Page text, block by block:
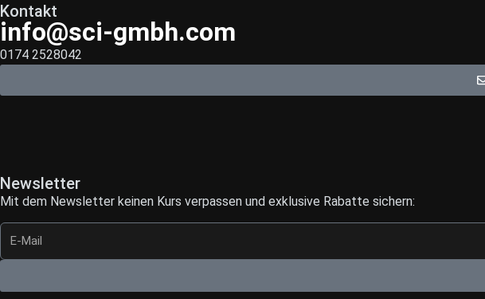
Kontakt
info@sci-gmbh.com
0174 2528042
Newsletter
Mit dem Newsletter keinen Kurs verpassen und exklusive Rabatte sichern: